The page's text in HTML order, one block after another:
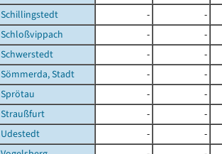
Schillingstedt
- -
Schloßvippach
- -
Schwerstedt
- -
Sömmerda, Stadt
- -
Sprötau
- -
Straußfurt
- -
Udestedt
- -